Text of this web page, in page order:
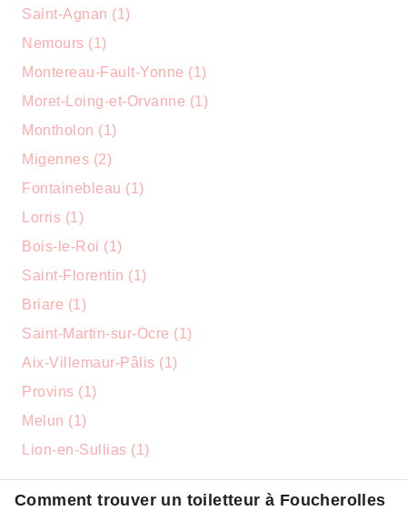
Saint-Agnan (1)
Nemours (1)
Montereau-Fault-Yonne (1)
Moret-Loing-et-Orvanne (1)
Montholon (1)
Migennes (2)
Fontainebleau (1)
Lorris (1)
Bois-le-Roi (1)
Saint-Florentin (1)
Briare (1)
Saint-Martin-sur-Ocre (1)
Aix-Villemaur-Pâlis (1)
Provins (1)
Melun (1)
Lion-en-Sullias (1)
Comment trouver un toiletteur à Foucherolles